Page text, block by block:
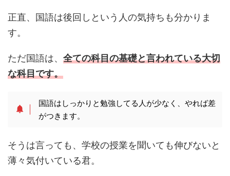
正直、国語は後回しという人の気持ちも分かりま
す。
ただ国語は、 全ての科目の基礎と言われている大切
な科目です。
国語はしっかりと勉強してる人が少なく、やれば差
がつきます。
そうは言っても、学校の授業を聞いても伸びないと
薄々気付いている君。